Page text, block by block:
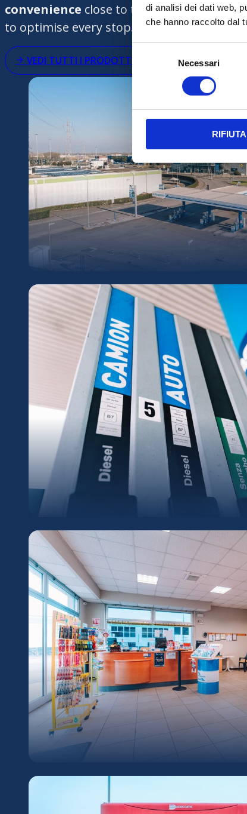
di analisi dei dati web,
che hanno raccolto dal
Selezione
del
consenso
Necessari
RIFIUTA
convenience close to the city. Thanks to
to optimise every stop.
VEDI TUTTI I PRODOTTI